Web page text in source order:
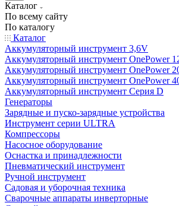
Каталог
По всему сайту
По каталогу
Каталог
Аккумуляторный инструмент 3,6V
Аккумуляторный инструмент OnePower
Аккумуляторный инструмент OnePower
Аккумуляторный инструмент OnePower
Аккумуляторный инструмент Серия D
Генераторы
Зарядные и пуско-зарядные устройства
Инструмент серии ULTRA
Компрессоры
Насосное оборудование
Оснастка и принадлежности
Пневматический инструмент
Ручной инструмент
Садовая и уборочная техника
Сварочные аппараты инверторные